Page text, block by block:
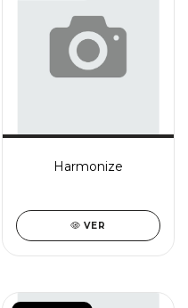
Harmonize
VER